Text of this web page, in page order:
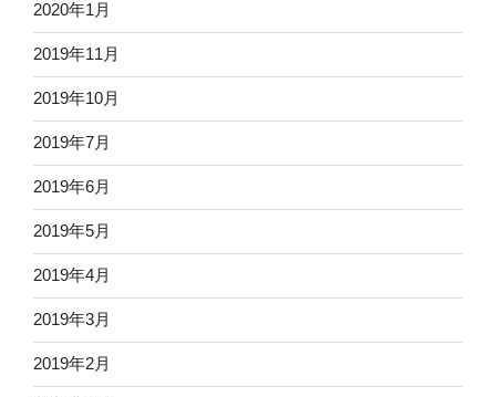
2020年1月
2019年11月
2019年10月
2019年7月
2019年6月
2019年5月
2019年4月
2019年3月
2019年2月